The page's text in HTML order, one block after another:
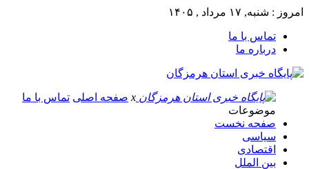
امروز : شنبه, ۱۷ مرداد , ۱۴۰۵
تماس با ما
درباره ما
x صفحه اصلی تماس با ما
موضوعات
صفحه نخست
سیاسی
اقتصادی
بین الملل